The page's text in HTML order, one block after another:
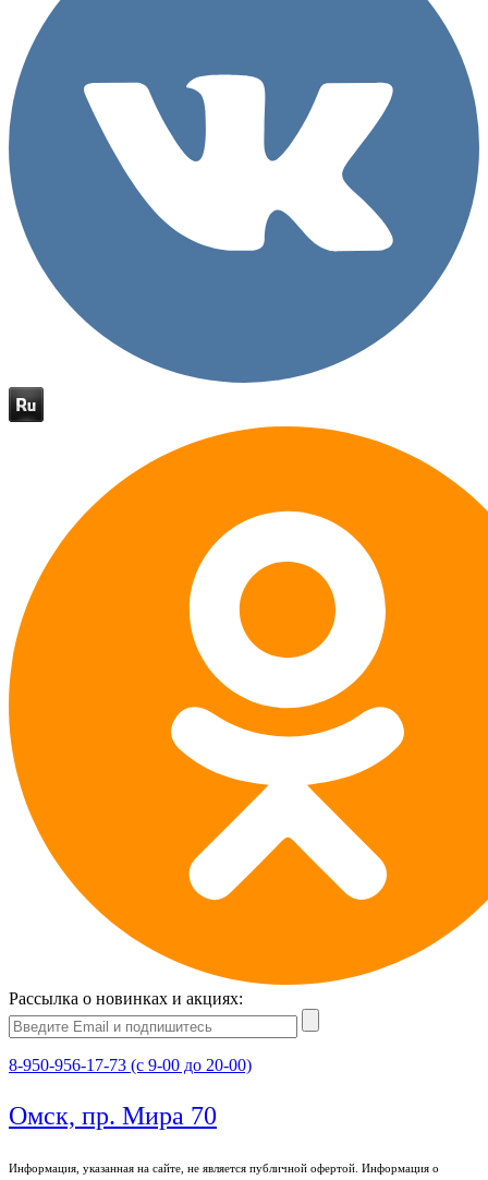
Рассылка о новинках и акциях:
8-950-956-17-73 (с 9-00 до 20-00)
Омск, пр. Мира 70
Информация, указанная на сайте, не является публичной офертой. Информация о